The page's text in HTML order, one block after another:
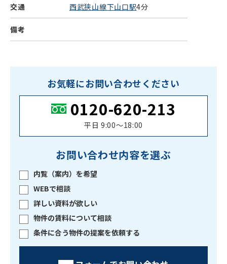
交通 西武狭山線下山口駅4分
備考
お気軽にお問い合わせください
0120-620-213
平日 9:00〜18:00
お問い合わせ内容を選ぶ
内覧（案内）を希望
WEBで相談
詳しい資料が欲しい
物件の賃料について相談
条件に合う物件の提案を依頼する